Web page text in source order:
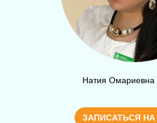
Натия Омариевна
ЗАПИСАТЬСЯ